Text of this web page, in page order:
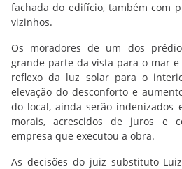
fachada do edifício, também com
vizinhos.
Os moradores de um dos
grande parte da vista para o mar
reflexo da luz solar para o
elevação do desconforto e
do local, ainda serão indenizados
morais, acrescidos de juros e
empresa que executou a obra.
As decisões do juiz substituto